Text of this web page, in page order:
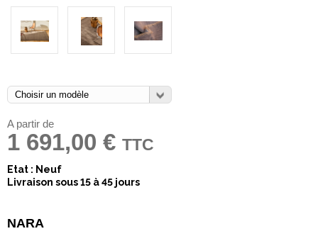
A partir de
1 691,00 € TTC
Etat : Neuf
Livraison sous 15 à 45 jours
NARA